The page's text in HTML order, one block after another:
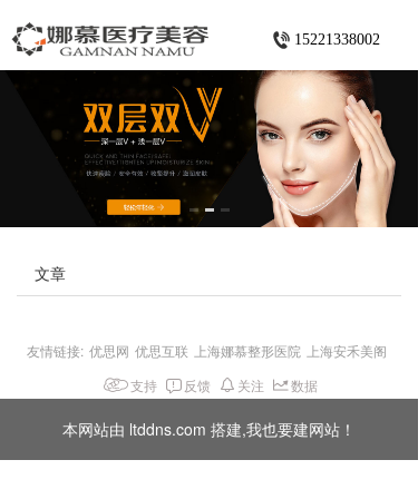
15221338002
文章
友情链接: 优思网 优思互联 上海娜慕整形医院
上海安禾美阁
支持
反馈 关注 数据
本网站由 ltddns.com 搭建,我也要建网站！